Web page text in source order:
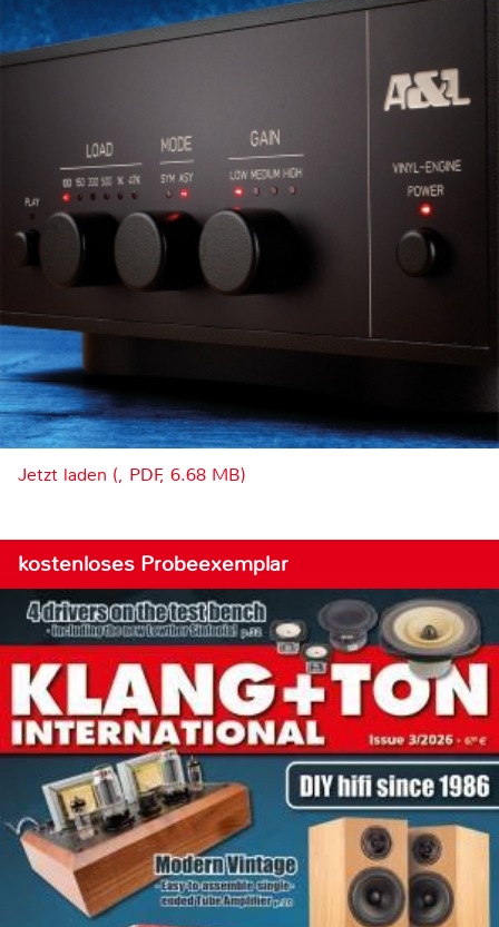
Jetzt laden (, PDF, 6.68 MB)
kostenloses Probeexemplar